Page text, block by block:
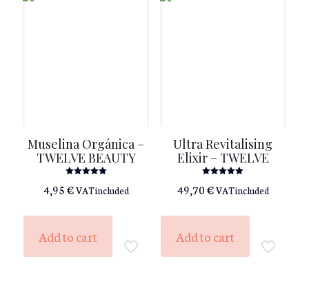
Muselina Orgánica –
TWELVE BEAUTY
5.00
4,95€VAT included
Add to cart
Ultra Revitalising
Elixir – TWELVE
5.00
49,70€VAT included
Add to cart